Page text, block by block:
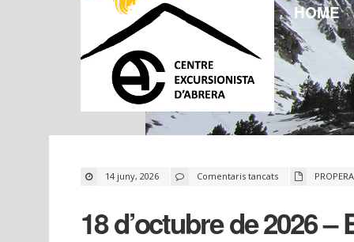
HOME
14 juny, 2026 Comentaris tancatsa
–
El
Salvador
18 d’octubre de 2026 –